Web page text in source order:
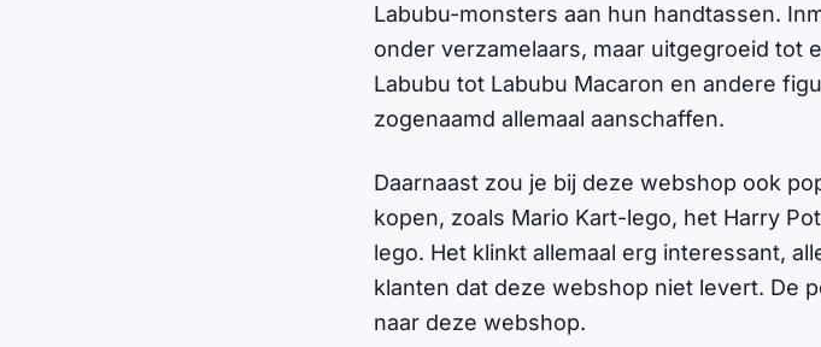
Labubu-monsters aan hun handtassen.
onder verzamelaars, maar uitgegroeid tot
Labubu tot Labubu Macaron en andere
zogenaamd allemaal aanschaffen.
Daarnaast zou je bij deze webshop ook
kopen, zoals Mario Kart-lego, het Harry
lego. Het klinkt allemaal erg interessant,
klanten dat deze webshop niet levert. De
naar deze webshop.